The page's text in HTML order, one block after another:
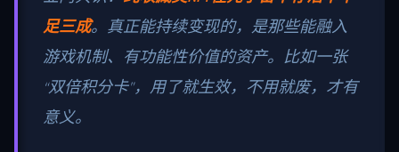
足三成。真正能持续变现的，是那些能融入
游戏机制、有功能性价值的资产。比如一张
“双倍积分卡”，用了就生效，不用就废，才有
意义。